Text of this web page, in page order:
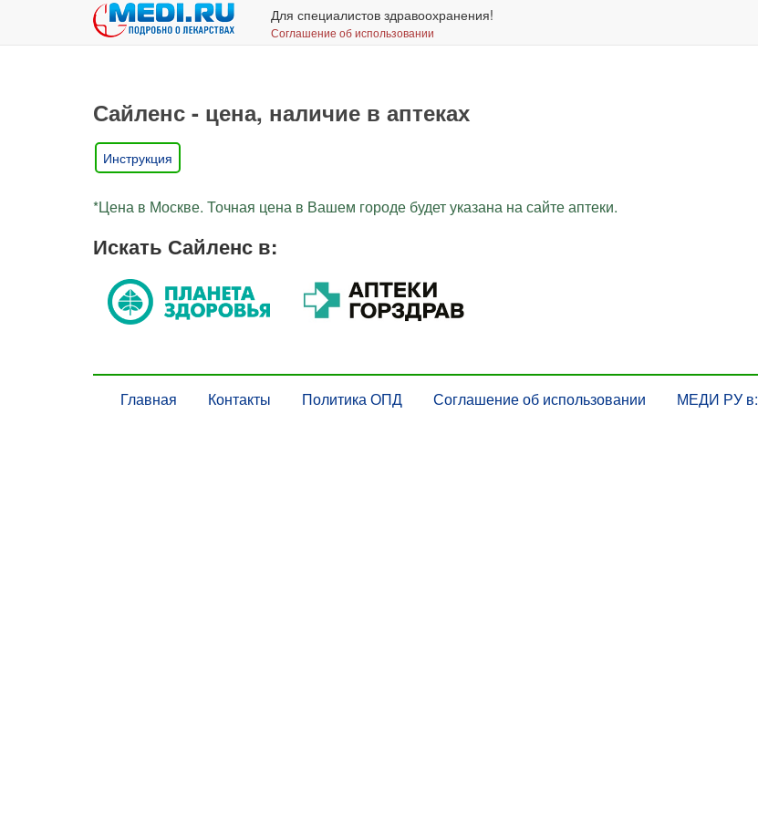
Для специалистов здравоохранения!
Соглашение об использовании
Сайленс - цена, наличие в аптеках
Инструкция
*Цена в Москве. Точная цена в Вашем городе будет указана на сайте аптеки.
Искать Сайленс в:
Главная Контакты Политика ОПД Соглашение об использовании МЕДИ РУ в: